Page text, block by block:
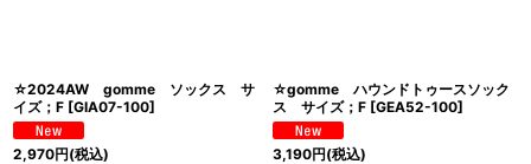
☆2024AW gomme ソックス サ
イズ；F [GIA07-100]
2,970円(税込)
☆gomme ハウンドトゥースソック
ス サイズ；F [GEA52-100]
3,190円(税込)